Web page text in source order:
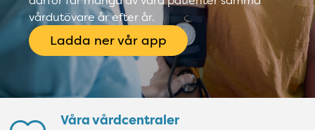
vårdutövare år efter år.
Ladda ner vår app
Våra vårdcentraler